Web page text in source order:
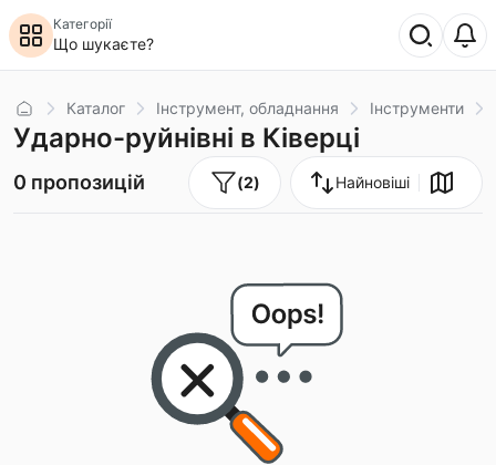
Категорії
Що шукаєте?
ГоловнаКаталог Інструмент, обладнання Інструменти
Ударно-руйнівні в Ківерці
0 пропозицій (2) Найновіші